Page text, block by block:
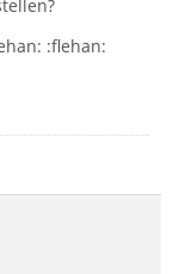
:flehan: